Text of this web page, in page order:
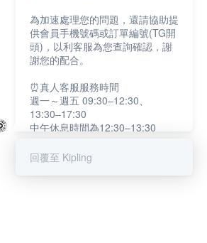
為加速處理您的問題，還請協助提
供會員手機號碼或訂單編號(TG開
頭)，以利客服為您查詢確認，謝
謝您的配合。
⏰真人客服服務時間
週一～週五 09:30–12:30、
13:30–17:30
中午休息時間為12:30–13:30
提醒您：系統會自動已讀訊息，如
回覆至 Kipling